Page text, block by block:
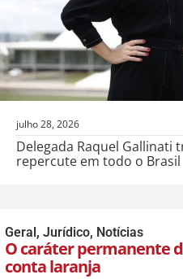
julho 28, 2026
Delegada Raquel Gallinati
repercute em todo o Brasil
Geral, Jurídico, Notícias
O caráter permanente
conta laranja